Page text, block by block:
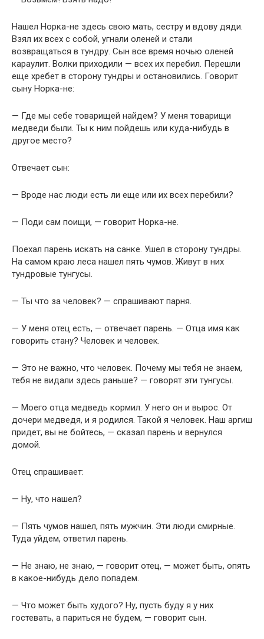
Нашел Норка-не здесь свою мать, сестру и вдову дяди.
Взял их всех с собой, угнали оленей и стали
возвращаться в тундру. Сын все время ночью оленей
караулит. Волки приходили — всех их перебил. Перешли
еще хребет в сторону тундры и остановились. Говорит
сыну Норка-не:
— Где мы себе товарищей найдем? У меня товарищи
медведи были. Ты к ним пойдешь или куда-нибудь в
другое место?
Отвечает сын:
— Вроде нас люди есть ли еще или их всех перебили?
— Поди сам поищи, — говорит Норка-не.
Поехал парень искать на санке. Ушел в сторону тундры.
На самом краю леса нашел пять чумов. Живут в них
тундровые тунгусы.
— Ты что за человек? — спрашивают парня.
— У меня отец есть, — отвечает парень. — Отца имя как
говорить стану? Человек и человек.
— Это не важно, что человек. Почему мы тебя не знаем,
тебя не видали здесь раньше? — говорят эти тунгусы.
— Моего отца медведь кормил. У него он и вырос. От
дочери медведя, и я родился. Такой я человек. Наш аргиш
придет, вы не бойтесь, — сказал парень и вернулся
домой.
Отец спрашивает:
— Ну, что нашел?
— Пять чумов нашел, пять мужчин. Эти люди смирные.
Туда уйдем, ответил парень.
— Не знаю, не знаю, — говорит отец, — может быть, опять
в какое-нибудь дело попадем.
— Что может быть худого? Ну, пусть буду я у них
гостевать, а париться не будем, — говорит сын.